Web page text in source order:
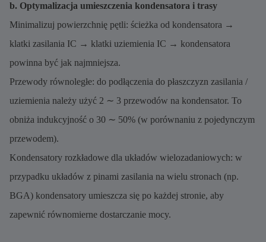
b. Optymalizacja umieszczenia kondensatora i trasy
Minimalizuj powierzchnię pętli: ścieżka od kondensatora →
klatki zasilania IC → klatki uziemienia IC → kondensatora
powinna być jak najmniejsza.
Przewody równoległe: do podłączenia do płaszczyzn zasilania /
uziemienia należy użyć 2 ∼ 3 przewodów na kondensator. To
obniża indukcyjność o 30 ∼ 50% (w porównaniu z pojedynczym
przewodem).
Kondensatory rozkładowe dla układów wielozadaniowych: w
przypadku układów z pinami zasilania na wielu stronach (np.
BGA) kondensatory umieszcza się po każdej stronie, aby
zapewnić równomierne dostarczanie mocy.